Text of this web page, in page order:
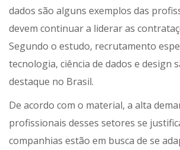
dados são alguns exemplos das
devem continuar a liderar as
Segundo o estudo, recrutamento
tecnologia, ciência de dados e design
destaque no Brasil.
De acordo com o material, a alta
profissionais desses setores se
companhias estão em busca de se